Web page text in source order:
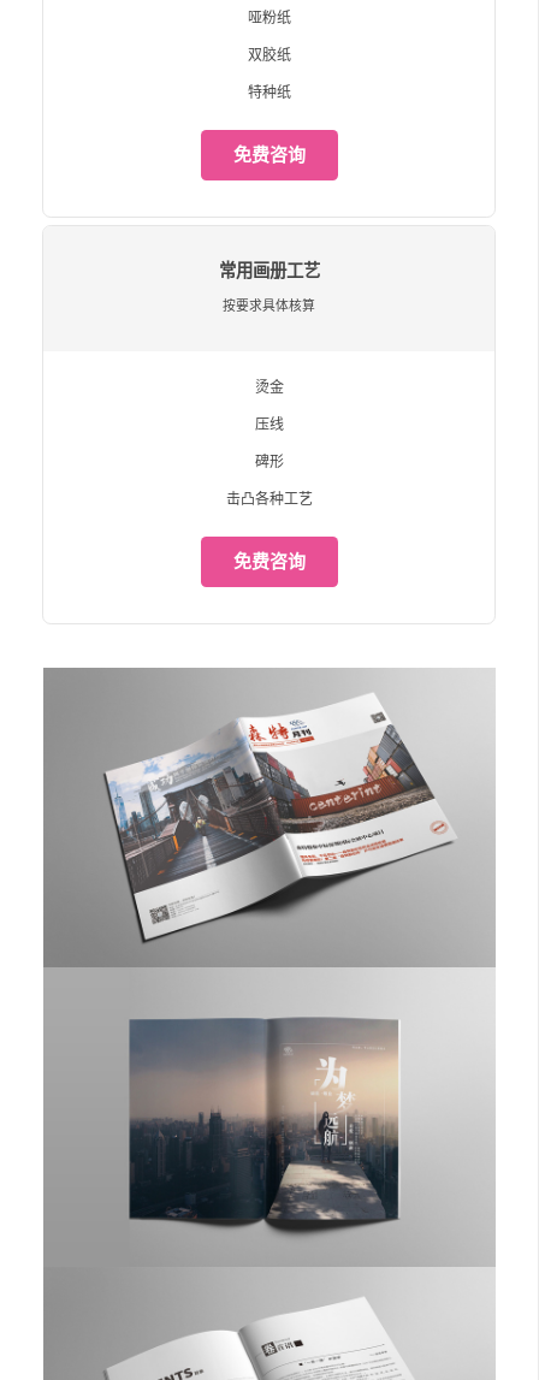
哑粉纸
双胶纸
特种纸
免费咨询
常用画册工艺
按要求具体核算
烫金
压线
碑形
击凸各种工艺
免费咨询